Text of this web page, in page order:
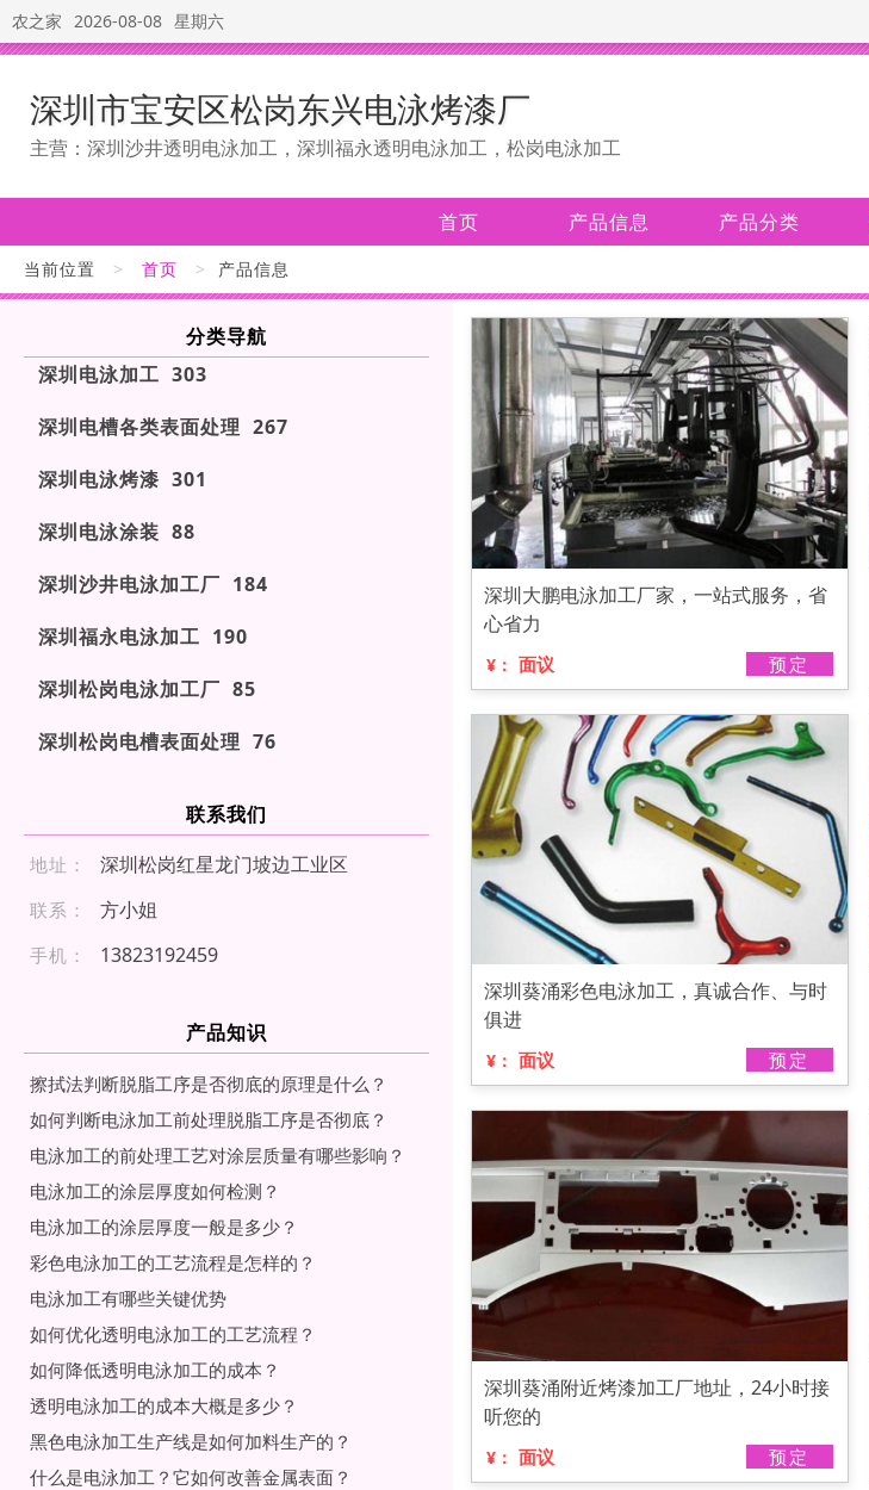
农之家 2026-08-08 星期六
深圳市宝安区松岗东兴电泳烤漆厂
主营：深圳沙井透明电泳加工，深圳福永透明电泳加工，松岗电泳加工
首页 产品信息 产品分类
当前位置 > 首页 > 产品信息
分类导航
深圳电泳加工 303
深圳电槽各类表面处理 267
深圳电泳烤漆 301
深圳电泳涂装 88
深圳沙井电泳加工厂 184
深圳福永电泳加工 190
深圳松岗电泳加工厂 85
深圳松岗电槽表面处理 76
联系我们
地址： 深圳松岗红星龙门坡边工业区
联系： 方小姐
手机： 1 3 8 231 924 59
产品知识
擦拭法判断脱脂工序是否彻底的原理是什么？
如何判断电泳加工前处理脱脂工序是否彻底？
电泳加工的前处理工艺对涂层质量有哪些影响？
电泳加工的涂层厚度如何检测？
电泳加工的涂层厚度一般是多少？
彩色电泳加工的工艺流程是怎样的？
电泳加工有哪些关键优势
如何优化透明电泳加工的工艺流程？
如何降低透明电泳加工的成本？
透明电泳加工的成本大概是多少？
黑色电泳加工生产线是如何加料生产的？
什么是电泳加工？它如何改善金属表面？
深圳大鹏电泳加工厂家，一站式服务，省
心省力
¥： 面议 预定
深圳葵涌彩色电泳加工，真诚合作、与时
俱进
¥： 面议 预定
深圳葵涌附近烤漆加工厂地址，24小时接
听您的
¥： 面议 预定